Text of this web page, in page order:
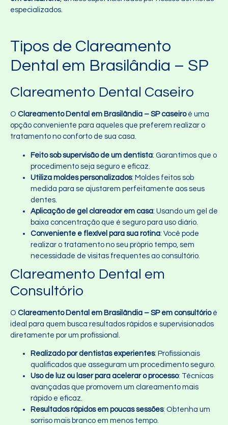
especializados.
Tipos de Clareamento
Dental em Brasilândia – SP
Clareamento Dental Caseiro
O Clareamento Dental em Brasilândia – SP caseiroé uma
opção conveniente para aqueles que preferem realizar o
tratamento no conforto de sua casa.
Feito sob supervisão de um dentista: Garantimos que o
procedimento seja seguro e eficaz.
Utiliza moldes personalizados: Moldes feitos sob
medida para se ajustarem perfeitamente aos seus
dentes.
Aplicação de gel clareador em casa: Usando um gel de
baixa concentração que é seguro para uso diário.
Conveniente e flexível para sua rotina: Você pode
realizar o tratamento no seu próprio tempo, sem
necessidade de visitas frequentes ao consultório.
Clareamento Dental em
Consultório
O Clareamento Dental em Brasilândia – SP em consultórioé
ideal para quem busca resultados rápidos e supervisionados
diretamente por um profissional.
Realizado por dentistas experientes: Profissionais
qualificados que asseguram um procedimento seguro.
Uso de luz ou laser para acelerar o processo: Técnicas
avançadas que promovem um clareamento mais
rápido e eficaz.
Resultados rápidos em poucas sessões: Obtenha um
sorriso mais branco em menos tempo.